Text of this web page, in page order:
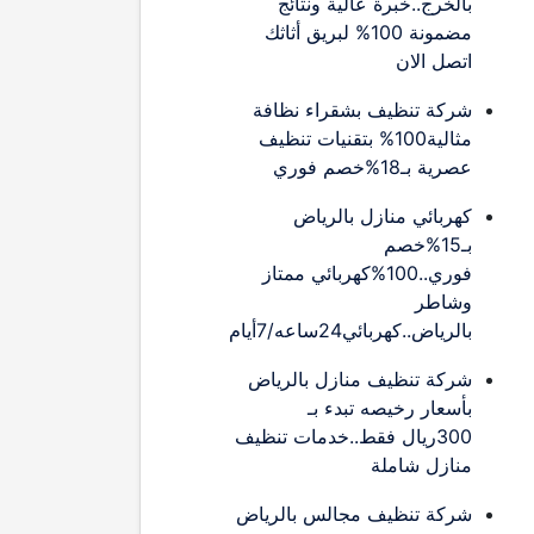
مضمونة 100% لبريق أثاثك
اتصل الان
شركة تنظيف بشقراء نظافة
مثالية100% بتقنيات تنظيف
عصرية بـ18%خصم فوري
كهربائي منازل بالرياض
بـ15%خصم
فوري..100%كهربائي ممتاز
وشاطر
بالرياض..كهربائي24ساعه/7أيام
شركة تنظيف منازل بالرياض
بأسعار رخيصه تبدء بـ
300ريال فقط..خدمات تنظيف
منازل شاملة
شركة تنظيف مجالس بالرياض